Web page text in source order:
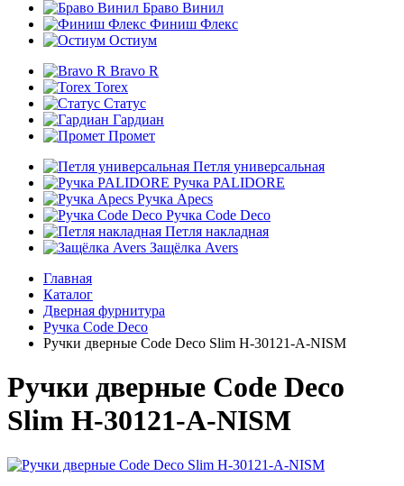
Браво Винил
Финиш Флекс
Остиум
Bravo R
Torex
Статус
Гардиан
Промет
Петля универсальная
Ручка PALIDORE
Ручка Apecs
Ручка Code Deco
Петля накладная
Защёлка Avers
Главная
Каталог
Дверная фурнитура
Ручка Code Deco
Ручки дверные Code Deco Slim H-30121-A-NISM
Ручки дверные Code Deco
Slim H-30121-A-NISM